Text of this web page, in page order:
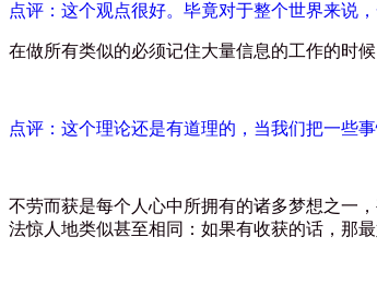
点评：这个观点很好。毕竟对于整个世界来说
在做所有类似的必须记住大量信息的工作的时
点评：这个理论还是有道理的，当我们把一些
不劳而获是每个人心中所拥有的诸多梦想之一
法惊人地类似甚至相同：如果有收获的话，那